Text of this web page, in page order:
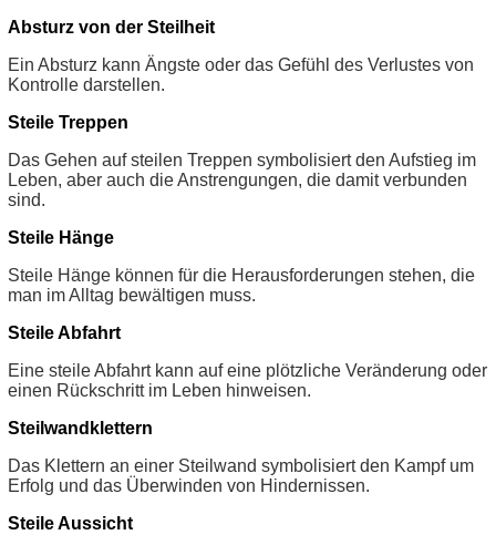
Absturz von der Steilheit
Ein Absturz kann Ängste oder das Gefühl des Verlustes von
Kontrolle darstellen.
Steile Treppen
Das Gehen auf steilen Treppen symbolisiert den Aufstieg im
Leben, aber auch die Anstrengungen, die damit verbunden
sind.
Steile Hänge
Steile Hänge können für die Herausforderungen stehen, die
man im Alltag bewältigen muss.
Steile Abfahrt
Eine steile Abfahrt kann auf eine plötzliche Veränderung oder
einen Rückschritt im Leben hinweisen.
Steilwandklettern
Das Klettern an einer Steilwand symbolisiert den Kampf um
Erfolg und das Überwinden von Hindernissen.
Steile Aussicht